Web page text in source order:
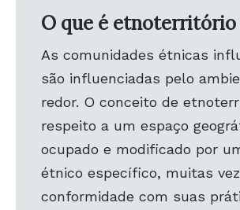
O que é etnoterritório
As comunidades étnicas
são influenciadas pelo
redor. O conceito de
respeito a um espaço
ocupado e modificado por
étnico específico, muitas
conformidade com suas